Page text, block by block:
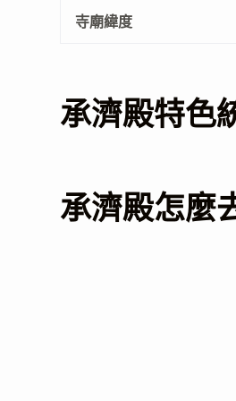
寺廟緯度
承濟殿特色
承濟殿怎麼